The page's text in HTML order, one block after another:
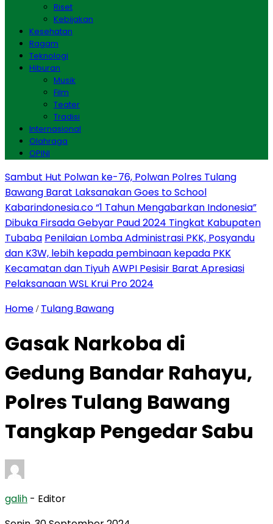
Riset
Kebijakan
Kesehatan
Ragam
Teknologi
Hiburan
Musik
Film
Teater
Tradisi
Internasional
Olahraga
OPINI
Sambut Hut Polwan ke-76, Polwan Polres Tulang
Bawang Barat Laksanakan Goes to School
Kabarindonesia.co “1 Tahun Mengabarkan Indonesia”
Dibuka Firsada Gebyar Paud 2024 Tingkat Kabupaten
Tubaba Penilaian Lomba Administrasi PKK, Posyandu
dan K3W, lebih kepada pembinaan kepada PKK
Kecamatan dan TiyuhAWPI Pesisir Barat Apresiasi
Pelaksanaan WSL Krui Pro 2024
Home / Tulang Bawang
Gasak Narkoba di
Gedung Bandar Rahayu,
Polres Tulang Bawang
Tangkap Pengedar Sabu
galih - Editor